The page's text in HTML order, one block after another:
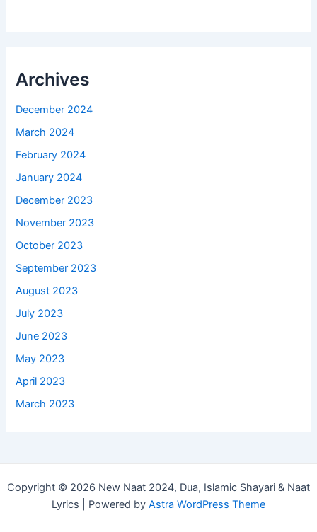
Archives
December 2024
March 2024
February 2024
January 2024
December 2023
November 2023
October 2023
September 2023
August 2023
July 2023
June 2023
May 2023
April 2023
March 2023
Copyright © 2026 New Naat 2024, Dua, Islamic Shayari & Naat
Lyrics | Powered by Astra WordPress Theme